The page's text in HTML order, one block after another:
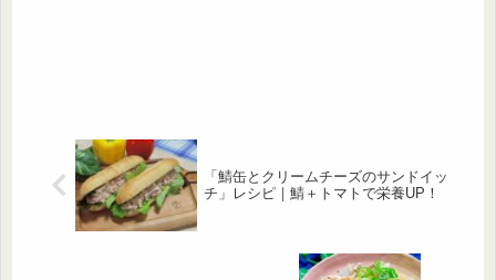
「鯖缶とクリームチーズのサンドイッ
チ」レシピ｜鯖＋トマトで栄養UP！